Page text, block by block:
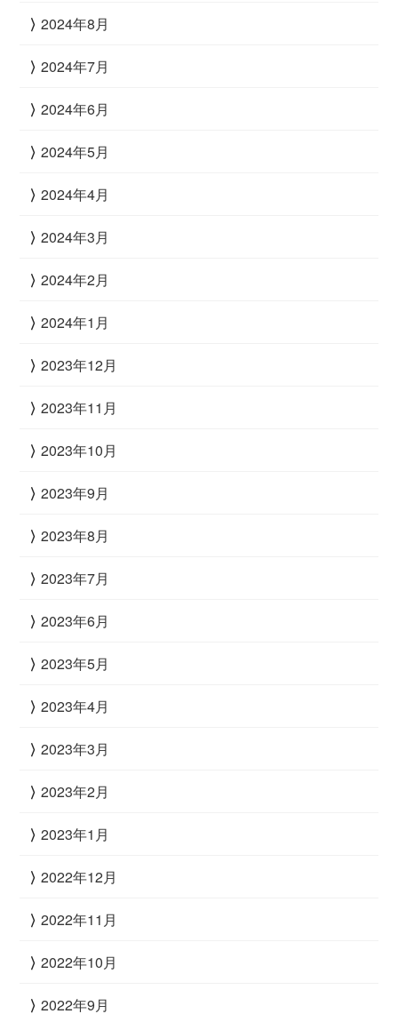
2024年8月
2024年7月
2024年6月
2024年5月
2024年4月
2024年3月
2024年2月
2024年1月
2023年12月
2023年11月
2023年10月
2023年9月
2023年8月
2023年7月
2023年6月
2023年5月
2023年4月
2023年3月
2023年2月
2023年1月
2022年12月
2022年11月
2022年10月
2022年9月